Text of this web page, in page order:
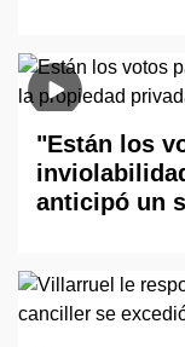
"Están los
anticipó un